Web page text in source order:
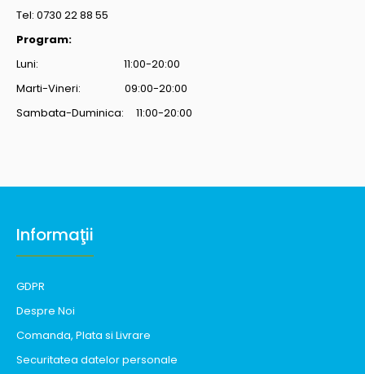
Tel: 0730 22 88 55
Program:
Luni: 11:00-20:00
Marti-Vineri: 09:00-20:00
Sambata-Duminica: 11:00-20:00
Informaţii
GDPR
Despre Noi
Comanda, Plata si Livrare
Securitatea datelor personale